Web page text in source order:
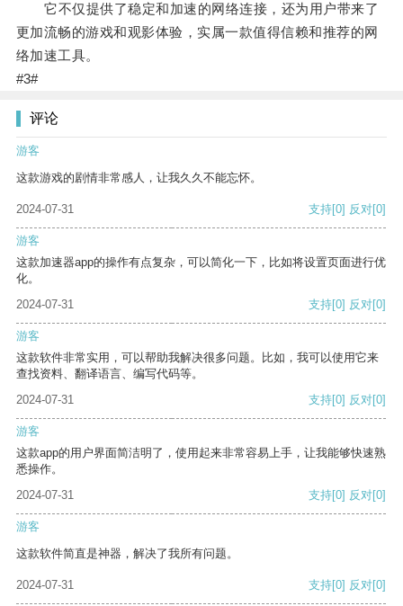
它不仅提供了稳定和加速的网络连接，还为用户带来了
更加流畅的游戏和观影体验，实属一款值得信赖和推荐的网
络加速工具。
#3#
评论
游客
这款游戏的剧情非常感人，让我久久不能忘怀。
2024-07-31 支持[0] 反对[0]
游客
这款加速器app的操作有点复杂，可以简化一下，比如将设置页面进行优
化。
2024-07-31
支持[0] 反对[0]
游客
这款软件非常实用，可以帮助我解决很多问题。比如，我可以使用它来
查找资料、翻译语言、编写代码等。
2024-07-31
支持[0] 反对[0]
游客
这款app的用户界面简洁明了，使用起来非常容易上手，让我能够快速熟
悉操作。
2024-07-31
支持[0] 反对[0]
游客
这款软件简直是神器，解决了我所有问题。
2024-07-31 支持[0] 反对[0]